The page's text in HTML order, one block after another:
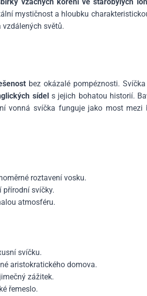
mystičnost a hloubku
světů.
bez okázalé pompéznosti.
sídels jejich bohatou historií.
vonná svíčka funguje jako most mezi
roztavení vosku.
přírodní svíčky.
atmosféru.
svíčku.
aristokratického domova.
zážitek.
řemeslo.